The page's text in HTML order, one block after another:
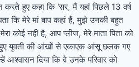
करते हुए कहा कि ‘सर, मैं यहां पिछले 13 वर्ष
कि मेरे मां बाप कहां हैं, मुझे उनकी बहुत
कोई नही है, आप प्लीज, मेरे माता पिता को
हुए युवती की आंखों से एकाएक आंसू छलक गए
आश्वासन दिया कि वे उनके परिवार को